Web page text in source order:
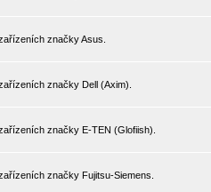
značky Asus.
značky Dell (Axim).
značky E-TEN (Glofiish).
značky Fujitsu-Siemens.